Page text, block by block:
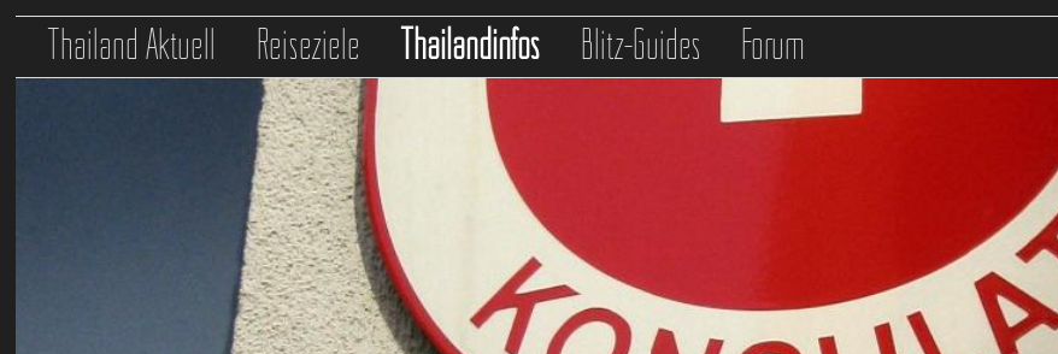
Thailand Aktuell Reiseziele Thailandinfos Blitz-Guides Forum